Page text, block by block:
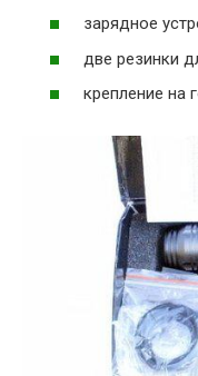
зарядное
две резинки
крепление на